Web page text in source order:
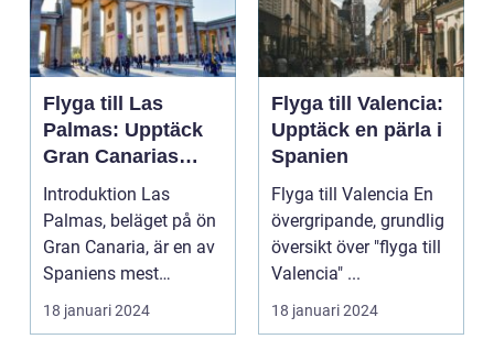
Flyga till Las
Palmas: Upptäck
Gran Canarias
pärla
Introduktion Las
Palmas, beläget på ön
Gran Canaria, är en av
Spaniens mest
populära
semesterdestina...
18 januari 2024
Flyga till Valencia:
Upptäck en pärla i
Spanien
Flyga till Valencia En
övergripande, grundlig
översikt över "flyga till
Valencia" ...
18 januari 2024